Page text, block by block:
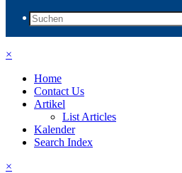
×
Home
Contact Us
Artikel
List Articles
Kalender
Search Index
×